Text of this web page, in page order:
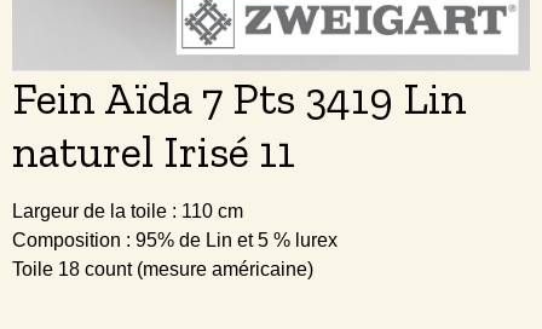
Fein Aïda 7 Pts 3419 Lin
naturel Irisé 11
Largeur de la toile : 110 cm
Composition : 95% de Lin et 5 % lurex
Toile 18 count (mesure américaine)